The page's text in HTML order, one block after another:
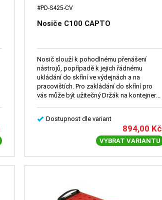
#PD-S425-CV
Nosiče C100 CAPTO
Nosič slouží k pohodlnému přenášení
nástrojů, popřípadě k jejich řádnému
ukládání do skříní ve výdejnách a na
pracovištích. Pro zakládání do skříní pro
vás může být užitečný Držák na kontejner
Dostupnost dle variant
894,00 Kč
VYBRAT VARIANTU